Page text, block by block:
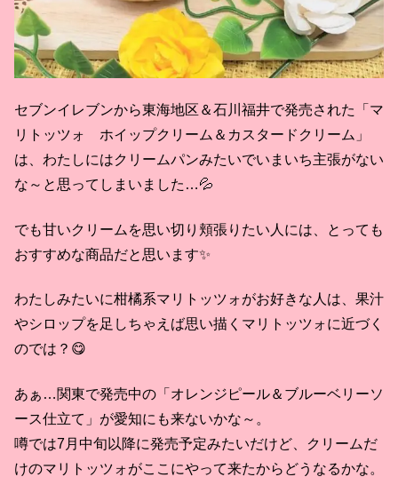
セブンイレブンから東海地区＆石川福井で発売された「マ
リトッツォ ホイップクリーム＆カスタードクリーム」
は、わたしにはクリームパンみたいでいまいち主張がない
な～と思ってしまいました…💦
でも甘いクリームを思い切り頬張りたい人には、とっても
おすすめな商品だと思います✨
わたしみたいに柑橘系マリトッツォがお好きな人は、果汁
やシロップを足しちゃえば思い描くマリトッツォに近づく
のでは？😋
あぁ…関東で発売中の「オレンジピール＆ブルーベリーソ
ース仕立て」が愛知にも来ないかな～。
噂では7月中旬以降に発売予定みたいだけど、クリームだ
けのマリトッツォがここにやって来たからどうなるかな。